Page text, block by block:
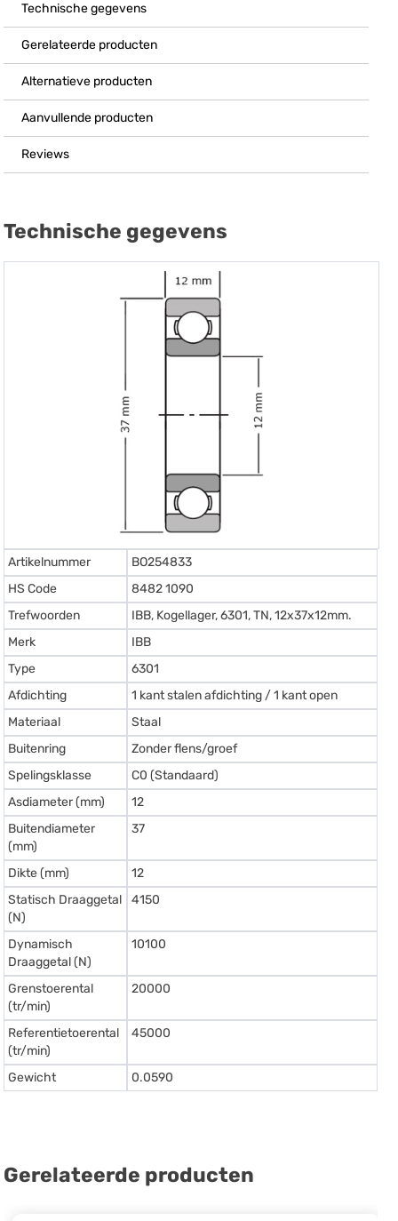
Technische gegevens
Gerelateerde producten
Alternatieve producten
Aanvullende producten
Reviews
Technische gegevens
Artikelnummer
BO254833
HS Code
8482 1090
Trefwoorden
IBB, Kogellager, 6301, TN, 12x37x12mm.
Merk
IBB
Type
6301
Afdichting
1 kant stalen afdichting / 1 kant open
Materiaal
Staal
Buitenring
Zonder flens/groef
Spelingsklasse
C0 (Standaard)
Asdiameter (mm)
12
Buitendiameter
(mm)
37
Dikte (mm)
12
Statisch Draaggetal
(N)
4150
Dynamisch
Draaggetal (N)
10100
Grenstoerental
(tr/min)
20000
Referentietoerental
(tr/min)
45000
Gewicht 0.0590
Gerelateerde producten